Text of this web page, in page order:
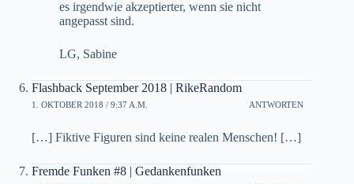
es irgendwie akzeptierter, wenn sie nicht
angepasst sind.
LG, Sabine
Flashback September 2018 | RikeRandom
1. OKTOBER 2018 / 9:37 A.M. ANTWORTEN
[…] Fiktive Figuren sind keine realen Menschen! […]
Fremde Funken #8 | Gedankenfunken